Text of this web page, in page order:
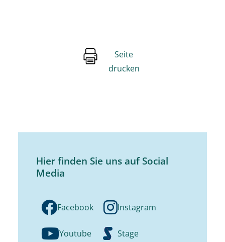
Seite
drucken
Hier finden Sie uns auf Social
Media
Facebook Instagram
Youtube Stage